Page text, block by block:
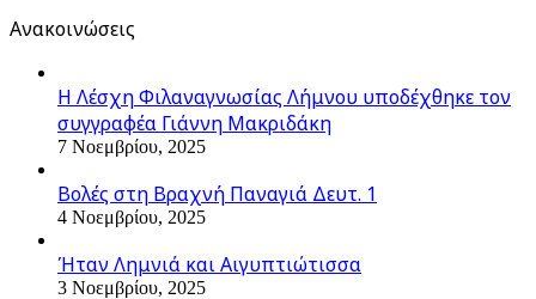
Ανακοινώσεις
Η Λέσχη Φιλαναγνωσίας Λήμνου υποδέχθηκε τον
συγγραφέα Γιάννη Μακριδάκη
7 Νοεμβρίου, 2025
Βολές στη Βραχνή Παναγιά Δευτ. 1
4 Νοεμβρίου, 2025
Ήταν Λημνιά και Αιγυπτιώτισσα
3 Νοεμβρίου, 2025